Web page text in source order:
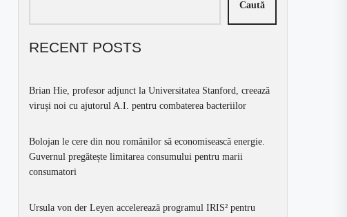
Caută
RECENT POSTS
Brian Hie, profesor adjunct la Universitatea Stanford, creează
viruși noi cu ajutorul A.I. pentru combaterea bacteriilor
Bolojan le cere din nou românilor să economisească energie.
Guvernul pregătește limitarea consumului pentru marii
consumatori
Ursula von der Leyen accelerează programul IRIS² pentru